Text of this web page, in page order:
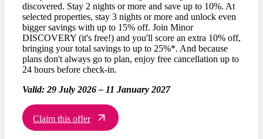
discovered. Stay 2 nights or more and save up to 10%. At
selected properties, stay 3 nights or more and unlock even
bigger savings with up to 15% off. Join Minor
DISCOVERY (it's free!) and you'll score an extra 10% off,
bringing your total savings to up to 25%*. And because
plans don't always go to plan, enjoy free cancellation up to
24 hours before check-in.
Valid: 29 July 2026 – 11 January 2027
Claim this offer